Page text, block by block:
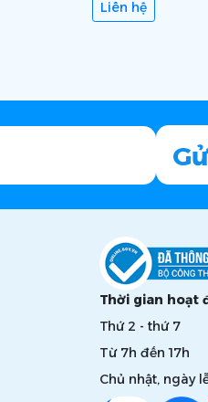
Liên hệ
Thời gian hoạt
Thứ 2 - thứ 7
Từ 7h đến 17h
Chủ nhật, ngày